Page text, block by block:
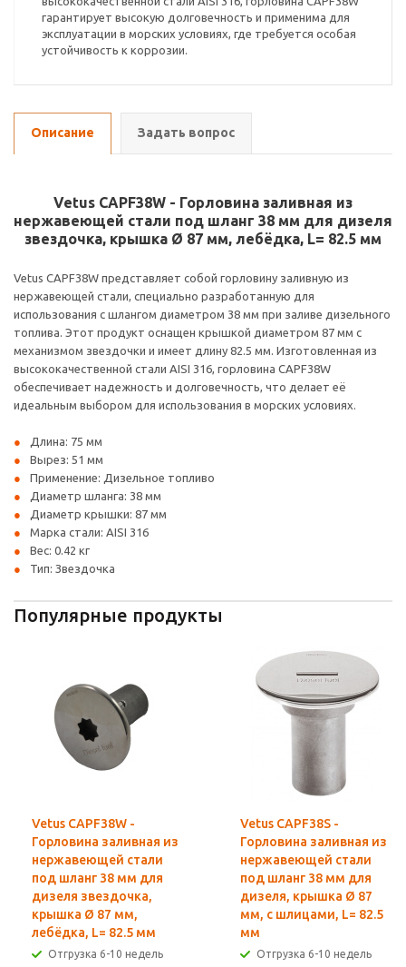
гарантирует высокую долговечность и применима для
эксплуатации в морских условиях, где требуется особая
устойчивость к коррозии.
Описание Задать вопрос
Vetus CAPF38W - Горловина заливная из
нержавеющей стали под шланг 38 мм для дизеля
звездочка, крышка Ø 87 мм, лебёдка, L= 82.5 мм
Vetus CAPF38W представляет собой горловину заливную из
нержавеющей стали, специально разработанную для
использования с шлангом диаметром 38 мм при заливе дизельного
топлива. Этот продукт оснащен крышкой диаметром 87 мм с
механизмом звездочки и имеет длину 82.5 мм. Изготовленная из
высококачественной стали AISI 316, горловина CAPF38W
обеспечивает надежность и долговечность, что делает её
идеальным выбором для использования в морских условиях.
Длина: 75 мм
Вырез: 51 мм
Применение: Дизельное топливо
Диаметр шланга: 38 мм
Диаметр крышки: 87 мм
Марка стали: AISI 316
Вес: 0.42 кг
Тип: Звездочка
Популярные продукты
Vetus CAPF38W -
Горловина заливная из
нержавеющей стали
под шланг 38 мм для
дизеля звездочка,
крышка Ø 87 мм,
лебёдка, L= 82.5 мм
Отгрузка 6-10 недель
Vetus CAPF38S -
Горловина заливная из
нержавеющей стали
под шланг 38 мм для
дизеля, крышка Ø 87
мм, с шлицами, L= 82.5
мм
Отгрузка 6-10 недель